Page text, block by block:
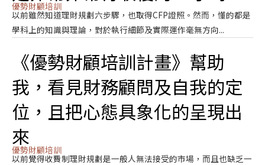
優勢財顧培訓
以前雖然知道理財規劃六步驟，也取得CFP證照。然而，懂的都是
學科上的知識與理論，對於執行細節及實際運作毫無方向...
《優勢財顧培訓計畫》幫助
我，看見財務顧問及自我的定
位，且把心態具象化的呈現出
來
優勢財顧培訓
以前覺得收費制理財規劃是一般人無法接受的市場，而且也缺乏一